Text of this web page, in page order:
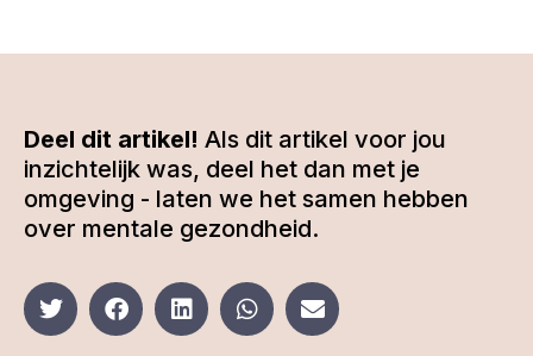
Deel dit artikel! Als dit artikel voor jou
inzichtelijk was, deel het dan met je
omgeving - laten we het samen hebben
over mentale gezondheid.